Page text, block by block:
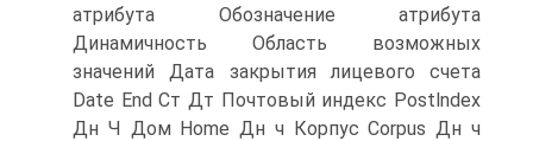
атрибута Обозначение атрибута
Динамичность Область возможных
значений Дата закрытия лицевого счета
Date End Ст Дт Почтовый индекс Postlndex
Дн Ч Дом Home Дн ч Корпус Corpus Дн ч